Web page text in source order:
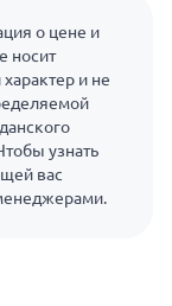
о цене и
носит
и не
узнать
вас